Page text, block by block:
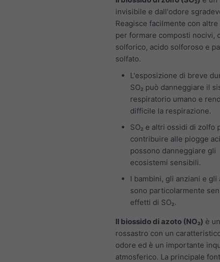
invisibile e dall'odore
Reagisce facilmente con
per formare composti nocivi,
solforico, acido solforoso e
solfato.
L'esposizione di breve
SO₂ può danneggiare il
respiratorio umano e
difficile la respirazione.
SO₂ e altri ossidi di zolfo
contribuire alle piogge
possono danneggiare gli
ecosistemi sensibili.
I bambini, gli anziani e gli
sono particolarmente
effetti di SO₂.
Il biossido di azoto (NO₂) è
rossastro con un
odore ed è un importante
atmosferico. La principale